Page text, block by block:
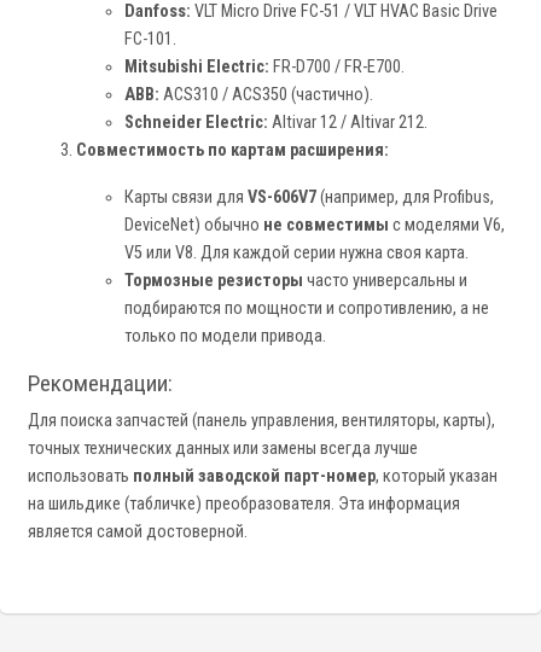
Danfoss: VLT Micro Drive FC-51 / VLT HVAC Basic Drive
FC-101.
Mitsubishi Electric: FR-D700 / FR-E700.
ABB: ACS310 / ACS350 (частично).
Schneider Electric: Altivar 12 / Altivar 212.
Совместимость по картам расширения:
Карты связи для VS-606V7(например, для Profibus,
DeviceNet) обычно не совместимы с моделями V6,
V5 или V8. Для каждой серии нужна своя карта.
Тормозные резисторы часто универсальны и
подбираются по мощности и сопротивлению, а не
только по модели привода.
Рекомендации:
Для поиска запчастей (панель управления, вентиляторы, карты),
точных технических данных или замены всегда лучше
использовать полный заводской парт-номер, который указан
на шильдике (табличке) преобразователя. Эта информация
является самой достоверной.